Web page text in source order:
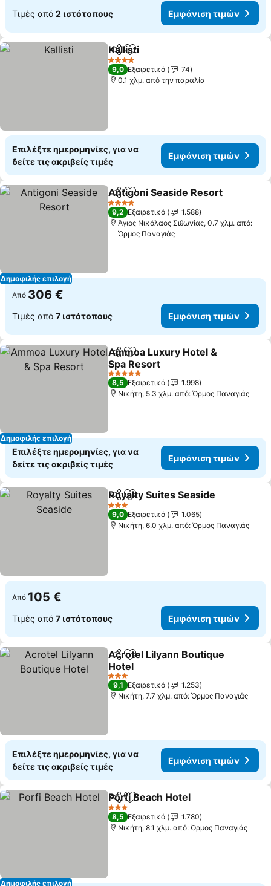
Τιμές από 2 ιστότοπους Εμφάνιση τιμών
Κοινοποίηση
Προσθήκη στα αγαπημένα
Kallisti
4 Αστέρια
9,0 Εξαιρετικό
74
0.1 χλμ. από την παραλία
Επιλέξτε ημερομηνίες, για να
δείτε τις ακριβείς τιμές
Εμφάνιση τιμών
Δημοφιλής επιλογή
Κοινοποίηση
Προσθήκη στα αγαπημένα
Antigoni Seaside Resort
4 Αστέρια
9,2 Εξαιρετικό
1.588
Άγιος Νικόλαος Σιθωνίας, 0.7 χλμ. από:
Όρμος Παναγιάς
Από 306 €
Τιμές από 7 ιστότοπους Εμφάνιση τιμών
Δημοφιλής επιλογή
Κοινοποίηση
Προσθήκη στα αγαπημένα
Ammoa Luxury Hotel &
Spa Resort
Εμφάνιση τιμών
5 Αστέρια
8,5 Εξαιρετικό
1.998
Νικήτη, 5.3 χλμ. από: Όρμος Παναγιάς
Επιλέξτε ημερομηνίες, για να
δείτε τις ακριβείς τιμές
Εμφάνιση τιμών
Κοινοποίηση
Προσθήκη στα αγαπημένα
Royalty Suites Seaside
3 Αστέρια
9,0 Εξαιρετικό
1.065
Νικήτη, 6.0 χλμ. από: Όρμος Παναγιάς
Από 105 €
Τιμές από 7 ιστότοπους Εμφάνιση τιμών
Κοινοποίηση
Προσθήκη στα αγαπημένα
Acrotel Lilyann Boutique
Hotel
Εμφάνιση τιμών
3 Αστέρια
9,1 Εξαιρετικό
1.253
Νικήτη, 7.7 χλμ. από: Όρμος Παναγιάς
Επιλέξτε ημερομηνίες, για να
δείτε τις ακριβείς τιμές
Εμφάνιση τιμών
Δημοφιλής επιλογή
Κοινοποίηση
Προσθήκη στα αγαπημένα
Porfi Beach Hotel
3 Αστέρια
8,5 Εξαιρετικό
1.780
Νικήτη, 8.1 χλμ. από: Όρμος Παναγιάς